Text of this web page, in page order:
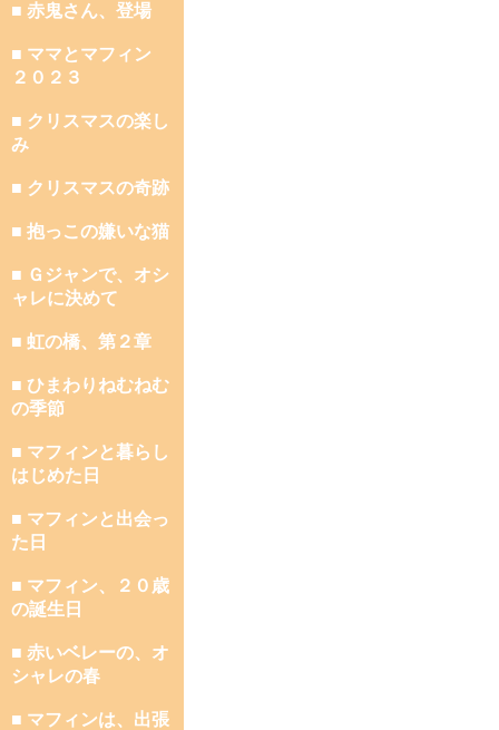
■ 赤鬼さん、登場
■ ママとマフィン
２０２３
■ クリスマスの楽し
み
■ クリスマスの奇跡
■ 抱っこの嫌いな猫
■ Ｇジャンで、オシ
ャレに決めて
■ 虹の橋、第２章
■ ひまわりねむねむ
の季節
■ マフィンと暮らし
はじめた日
■ マフィンと出会っ
た日
■ マフィン、２０歳
の誕生日
■ 赤いベレーの、オ
シャレの春
■ マフィンは、出張